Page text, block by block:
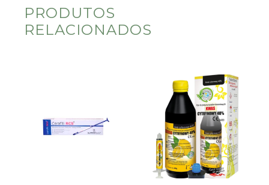
PRODUTOS
RELACIONADOS